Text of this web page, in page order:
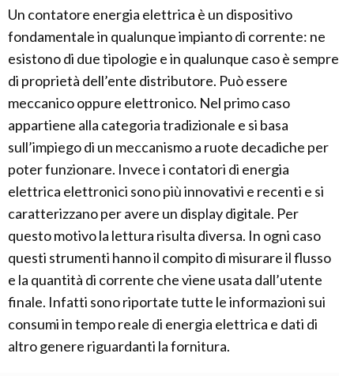
Un contatore energia elettrica è un dispositivo
fondamentale in qualunque impianto di corrente: ne
esistono di due tipologie e in qualunque caso è sempre
di proprietà dell’ente distributore. Può essere
meccanico oppure elettronico. Nel primo caso
appartiene alla categoria tradizionale e si basa
sull’impiego di un meccanismo a ruote decadiche per
poter funzionare. Invece i contatori di energia
elettrica elettronici sono più innovativi e recenti e si
caratterizzano per avere un display digitale. Per
questo motivo la lettura risulta diversa. In ogni caso
questi strumenti hanno il compito di misurare il flusso
e la quantità di corrente che viene usata dall’utente
finale. Infatti sono riportate tutte le informazioni sui
consumi in tempo reale di energia elettrica e dati di
altro genere riguardanti la fornitura.